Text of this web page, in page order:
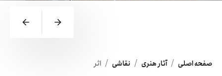
صفحه اصلی / آثار هنری / نقاشی / اثر